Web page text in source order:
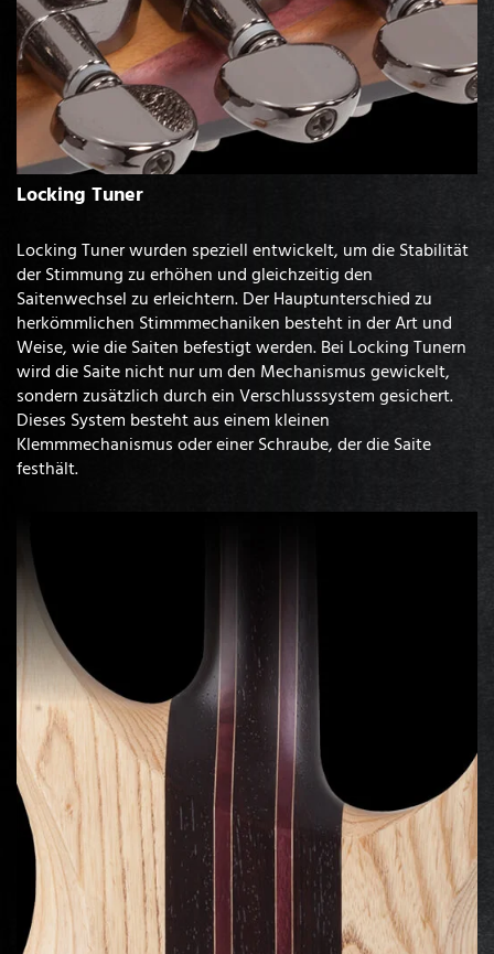
Locking Tuner
Locking Tuner wurden speziell entwickelt, um die Stabilität
der Stimmung zu erhöhen und gleichzeitig den
Saitenwechsel zu erleichtern. Der Hauptunterschied zu
herkömmlichen Stimmmechaniken besteht in der Art und
Weise, wie die Saiten befestigt werden. Bei Locking Tunern
wird die Saite nicht nur um den Mechanismus gewickelt,
sondern zusätzlich durch ein Verschlusssystem gesichert.
Dieses System besteht aus einem kleinen
Klemmmechanismus oder einer Schraube, der die Saite
festhält.